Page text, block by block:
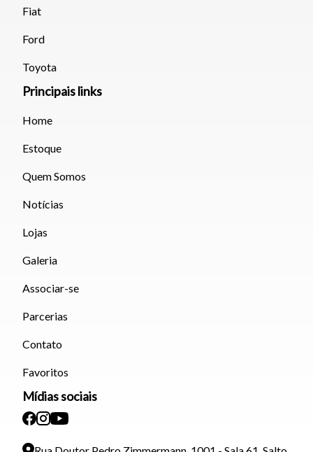
Fiat
Ford
Toyota
Principais links
Home
Estoque
Quem Somos
Notícias
Lojas
Galeria
Associar-se
Parcerias
Contato
Favoritos
Mídias sociais